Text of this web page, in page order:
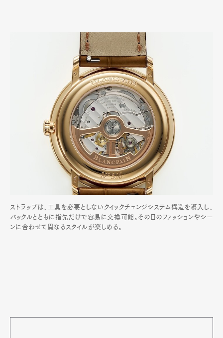
ストラップは、工具を必要としないクイックチェンジシステム構造を導入し、
バックルとともに指先だけで容易に交換可能。その日のファッションやシー
ンに合わせて異なるスタイルが楽しめる。